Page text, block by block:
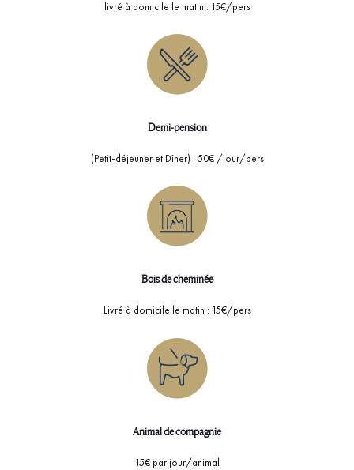
livré à domicile le matin : 15€/pers
Demi-pension
(Petit-déjeuner et Dîner) : 50€ /jour/pers
Bois de cheminée
Livré à domicile le matin : 15€/pers
Animal de compagnie
15€ par jour/animal